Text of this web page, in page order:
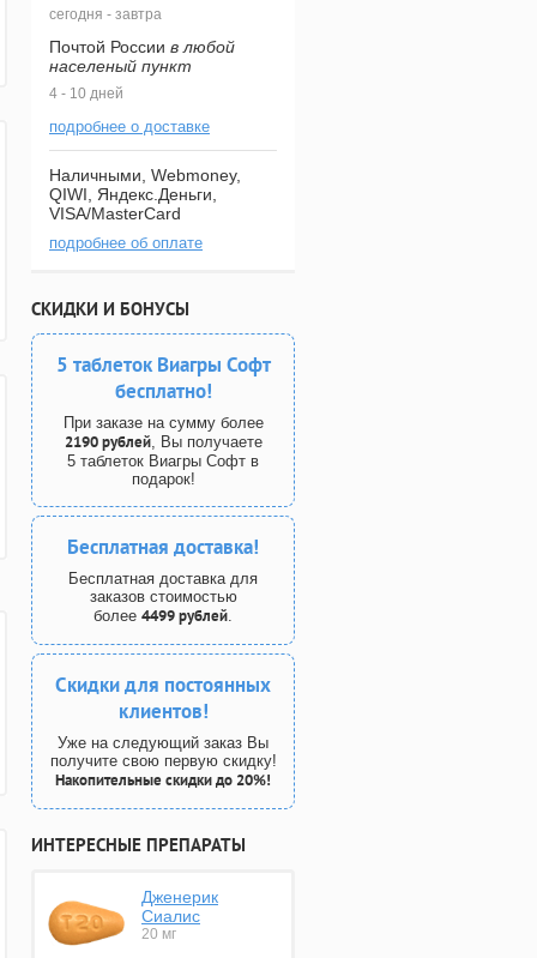
сегодня - завтра
Почтой России в любой
населеный пункт
4 - 10 дней
подробнее о доставке
Наличными, Webmoney,
QIWI, Яндекс.Деньги,
VISA/MasterCard
подробнее об оплате
СКИДКИ И БОНУСЫ
5 таблеток Виагры Софт
бесплатно!
При заказе на сумму более
2190 рублей, Вы получаете
5 таблеток Виагры Софт в
подарок!
Бесплатная доставка!
Бесплатная доставка для
заказов стоимостью
более 4499 рублей.
Скидки для постоянных
клиентов!
Уже на следующий заказ Вы
получите свою первую скидку!
Накопительные скидки до 20%!
ИНТЕРЕСНЫЕ ПРЕПАРАТЫ
Дженерик
Сиалис
20 мг